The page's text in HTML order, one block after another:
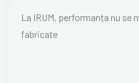
La IRUM, performanța nu se
fabricate